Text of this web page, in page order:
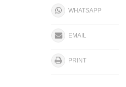
WHATSAPP
EMAIL
PRINT